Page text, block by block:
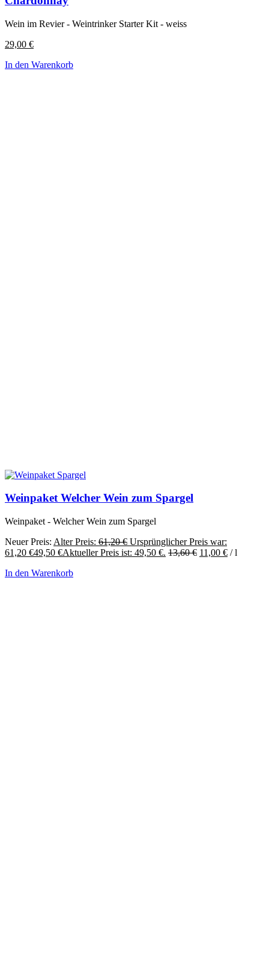
Wein im Revier - Weintrinker Starter Kit - weiss
29,00 €
In den Warenkorb
Weinpaket Welcher Wein zum Spargel
Weinpaket - Welcher Wein zum Spargel
Neuer Preis: Alter Preis: 61,20€ Ursprünglicher Preis war:
61,20 €49,50 €Aktueller Preis ist: 49,50 €. 13,60€ 11,00 € /l
In den Warenkorb